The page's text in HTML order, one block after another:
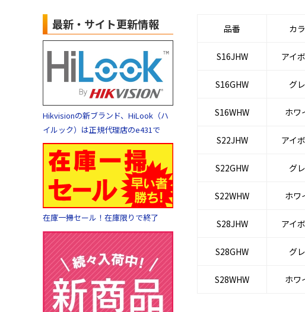
最新・サイト更新情報
Hikvisionの新ブランド、HiLook（ハ
イルック）は正規代理店のe431で
在庫一掃セール！在庫限りで終了
品番 カ
S16JHW アイ
S16GHW グ
S16WHW ホワ
S22JHW アイ
S22GHW グ
S22WHW ホワ
S28JHW アイ
S28GHW グ
S28WHW ホワ